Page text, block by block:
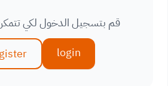
قم بتسجيل الدخول لكي
login